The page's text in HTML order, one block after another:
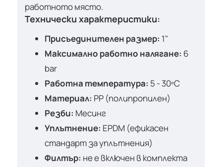
работното място.
Технически характеристики:
Присъединителен размер: 1"
Максимално работно налягане: 6
bar
Работна температура: 5 - 30ºС
Материал: PP (полипропилен)
Резби: Месинг
Уплътнение: EPDM (ефикасен
стандарт за уплътнения)
Филтър: не е включен в комплекта